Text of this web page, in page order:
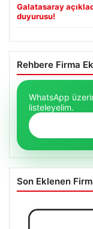
Galatasaray
duyurusu!
Rehbere Firma
WhatsApp
listeleyelim.
Son Eklenen